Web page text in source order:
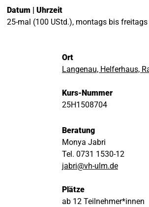
Datum | Uhrzeit
25-mal (100 UStd.), montags bis freitags
Ort
Langenau, Helferhaus,
Kurs-Nummer
25H1508704
Beratung
Monya Jabri
Tel. 0731 1530-12
jabri@vh-ulm.de
Plätze
ab 12 Teilnehmer*innen